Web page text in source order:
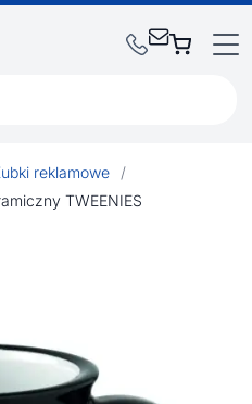
reklamowe
/
TWEENIES